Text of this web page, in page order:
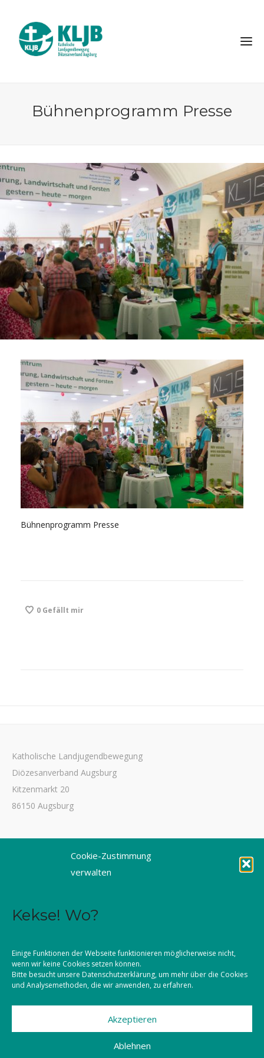
Cookie-Zustimmung
verwalten
Kekse! Wo?
Einige Funktionen der Webseite funktionieren möglicherweise nicht,
wenn wir keine Cookies setzen können.
Bitte besucht unsere Datenschutzerklärung, um mehr über die Cookies
und Analysemethoden, die wir anwenden, zu erfahren.
Akzeptieren
Ablehnen
Bühnenprogramm Presse
Bühnenprogramm Presse
0 Gefällt mir
Katholische Landjugendbewegung
Diözesanverband Augsburg
Kitzenmarkt 20
86150 Augsburg
Fax 0821 3166-3459
E-Mail: dioezesanstelle@kljb-augsburg.de
Impressum
Kontakt
©2026 KLJB Augsburg